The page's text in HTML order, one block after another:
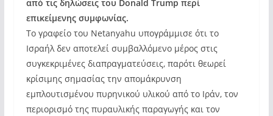
από τις δηλώσεις του Donald Trump περί
επικείμενης συμφωνίας.
Το γραφείο του Netanyahu υπογράμμισε ότι το
Ισραήλ δεν αποτελεί συμβαλλόμενο μέρος στις
συγκεκριμένες διαπραγματεύσεις, παρότι θεωρεί
κρίσιμης σημασίας την απομάκρυνση
εμπλουτισμένου πυρηνικού υλικού από το Ιράν, τον
περιορισμό της πυραυλικής παραγωγής και τον